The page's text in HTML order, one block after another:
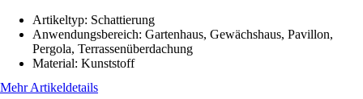
Artikeltyp: Schattierung
Anwendungsbereich: Gartenhaus, Gewächshaus, Pavillon,
Pergola, Terrassenüberdachung
Material: Kunststoff
Mehr Artikeldetails